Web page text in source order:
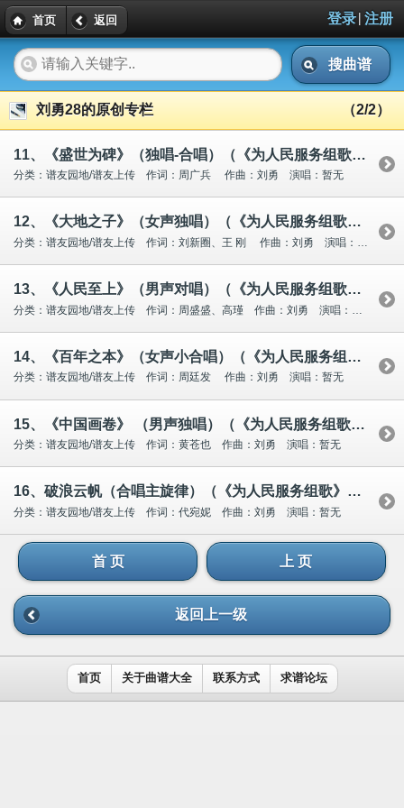
首页 返回 登录| 注册
搜曲谱
刘勇28的原创专栏 （2/2）
11、《盛世为碑》（独唱-合唱）（《为人民服务组歌》之六）
分类：谱友园地/谱友上传 作词：周广兵 作曲：刘勇 演唱：暂无
12、《大地之子》（女声独唱）（《为人民服务组歌》之五）
分类：谱友园地/谱友上传 作词：刘新圈、王 刚 作曲：刘勇 演唱：暂无
13、《人民至上》（男声对唱）（《为人民服务组歌》之四）
14、《百年之本》（女声小合唱）（《为人民服务组歌》之三）
分类：谱友园地/谱友上传 作词：周廷发 作曲：刘勇 演唱：暂无
15、《中国画卷》 （男声独唱）（《为人民服务组歌》之二）
分类：谱友园地/谱友上传 作词：黄苍也 作曲：刘勇 演唱：暂无
16、破浪云帆（合唱主旋律）（《为人民服务组歌》之一）
分类：谱友园地/谱友上传 作词：代宛妮 作曲：刘勇 演唱：暂无
首 页 上 页
返回上一级
首页 关于曲谱大全 联系方式 求谱论坛